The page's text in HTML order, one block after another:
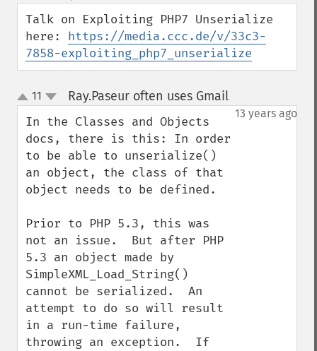
down
Talk on Exploiting PHP7 Unserialize
here: https://media.ccc.de/v/33c3-
7858-exploiting_php7_unserialize
up
down
11 Ray.Paseur often uses Gmail¶
13 years ago
In the Classes and Objects
docs, there is this: In order
to be able to unserialize()
an object, the class of that
object needs to be defined.
Prior to PHP 5.3, this was
not an issue.  But after PHP
5.3 an object made by
SimpleXML_Load_String()
cannot be serialized.  An
attempt to do so will result
in a run-time failure,
throwing an exception.  If